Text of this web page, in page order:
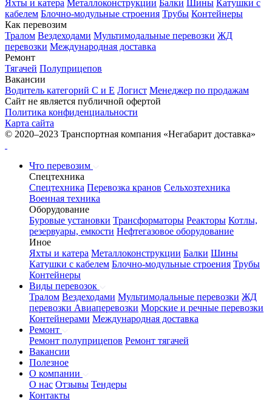
Яхты и катера Металлоконструкции Балки Шины Катушки с
кабелем Блочно-модульные строения Трубы Контейнеры
Как перевозим
Тралом Вездеходами Мультимодальные перевозки ЖД
перевозки Международная доставка
Ремонт
Тягачей Полуприцепов
Вакансии
Водитель категорий С и Е Логист Менеджер по продажам
Сайт не является публичной офертой
Политика конфиденциальности
Карта сайта
© 2020–2023 Транспортная компания «Негабарит доставка»
Что перевозим
Спецтехника
Спецтехника Перевозка кранов Сельхозтехника
Военная техника
Оборудование
Буровые установки Трансформаторы Реакторы Котлы,
резервуары, емкости Нефтегазовое оборудование
Иное
Яхты и катера Металлоконструкции Балки Шины
Катушки с кабелем Блочно-модульные строения Трубы
Контейнеры
Виды перевозок
Тралом Вездеходами Мультимодальные перевозки ЖД
перевозки Авиаперевозки Морские и речные перевозки
Контейнерами Международная доставка
Ремонт
Ремонт полуприцепов Ремонт тягачей
Вакансии
Полезное
О компании
О нас Отзывы Тендеры
Контакты